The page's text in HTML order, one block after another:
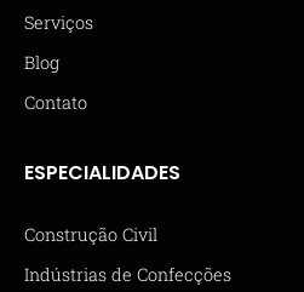
Serviços
Blog
Contato
ESPECIALIDADES
Construção Civil
Indústrias de Confecções